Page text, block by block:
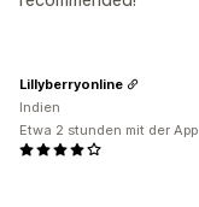
Lillyberryonline
Indien
Etwa 2 stunden mit der App